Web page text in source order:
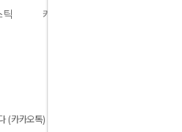
캐리어/쇼핑백
(카카오톡)